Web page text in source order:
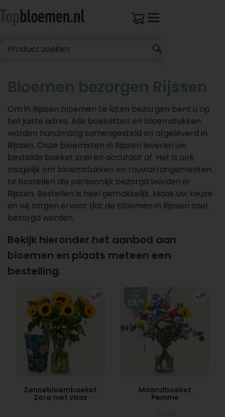
Bloemen bezorgen Rijssen
Om in Rijssen bloemen te laten bezorgen bent u op
het juiste adres. Alle boeketten en bloemstukken
worden handmatig samengesteld en afgeleverd in
Rijssen. Onze bloemisten in Rijssen leveren uw
bestelde boeket snel en accuraat af. Het is ook
mogelijk om bloemstukken en rouwarrangementen
te bestellen die persoonlijk bezorgd worden in
Rijssen. Bestellen is heel gemakkelijk. Maak uw keuze
en wij zorgen ervoor dat de bloemen in Rijssen snel
bezorgd worden.
Bekijk hieronder het aanbod aan
bloemen en plaats meteen een
bestelling.
Zonnebloemboeket
Zora met vaas
Maandboeket
Pemme